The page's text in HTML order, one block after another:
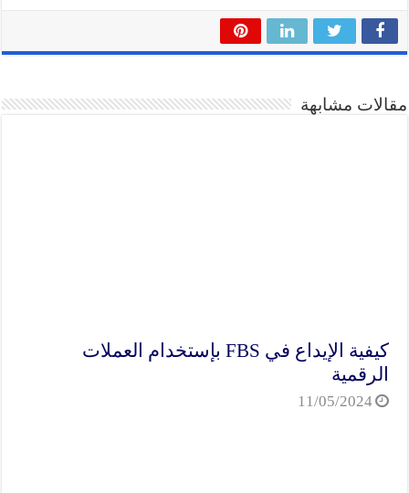
مقالات مشابهة
كيفية الإيداع في FBS بإستخدام العملات
الرقمية
11/05/2024